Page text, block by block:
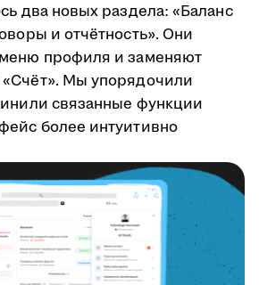
два новых раздела: «Баланс
и отчётность». Они
профиля и заменяют
Мы упорядочили
связанные функции
более интуитивно